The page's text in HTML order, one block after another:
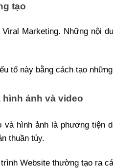
tạo
Marketing. Những nội
tố này bằng cách tạo
ảnh và video
và hình ảnh là phương
thuần túy.
Website thường tạo ra